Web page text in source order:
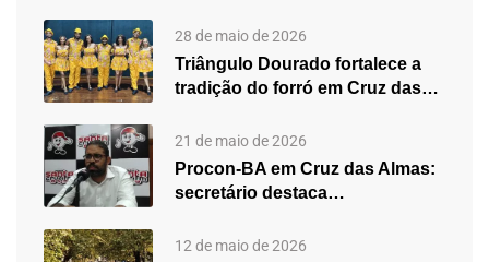
28 de maio de 2026
Triângulo Dourado fortalece a
tradição do forró em Cruz das…
21 de maio de 2026
Procon-BA em Cruz das Almas:
secretário destaca
12 de maio de 2026